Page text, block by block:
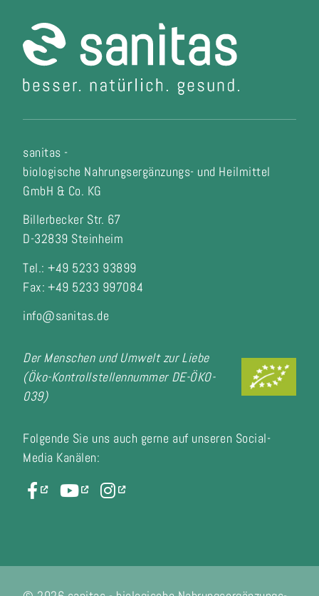
sanitas -
biologische Nahrungsergänzungs- und Heilmittel
GmbH & Co. KG
Billerbecker Str. 67
D-32839 Steinheim
Tel.: +49 5233 93899
Fax: +49 5233 997084
info@sanitas.de
Der Menschen und Umwelt zur Liebe
(Öko-Kontrollstellennummer DE-ÖKO-
039)
Folgende Sie uns auch gerne auf unseren Social-
Media Kanälen: